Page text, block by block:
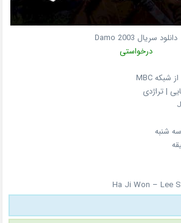
دانلود سریال Damo 2003
درخواستی
از شبکهMBC
| تراژدی
شنبه
Ha Ji Won – Lee